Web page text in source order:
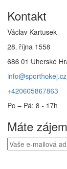
Kontakt
Václav Kartusek
28. října 1558
686 01 Uherské
info@sporthokej.cz
+420605867863
Po – Pá: 8 - 17h
Máte